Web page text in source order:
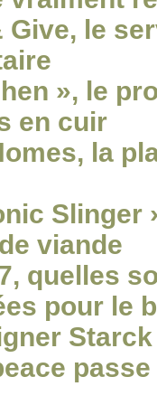
Give, le
», le
en cuir
la
Slinger
viande
quelles
pour le